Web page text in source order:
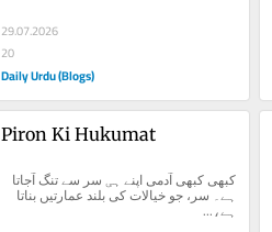
29.07.2026
20
Daily Urdu (Blogs)
Piron Ki Hukumat
ہے،...